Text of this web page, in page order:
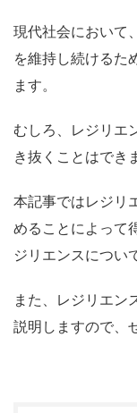
現代社会において
を維持し続けるた
ます。
むしろ、レジリエ
き抜くことはでき
本記事ではレジリ
めることによって
ジリエンスについ
また、レジリエン
説明しますので、